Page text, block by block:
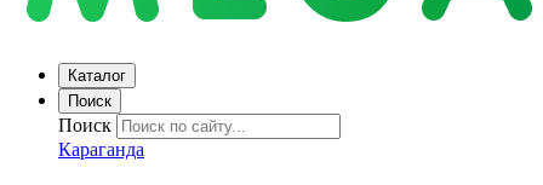
Каталог
Поиск
Поиск
Караганда